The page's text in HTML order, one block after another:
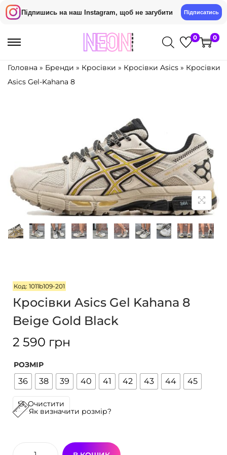
Підпишись на наш Instagram, щоб не загубити Підписатись
П
и
д
о
н
а
в
і
г
П
и
д
о
в
м
і
с
т
0 0
Головна » Бренди » Кросівки » Кросівки Asics » Кросівки
Asics Gel-Kahana 8
Код: 1011b109-201
Кросівки Asics Gel Kahana 8
Beige Gold Black
2 590 грн
РОЗМІР
36 38 39 40 41 42 43 44 45
Очистити
Як визначити розмір?